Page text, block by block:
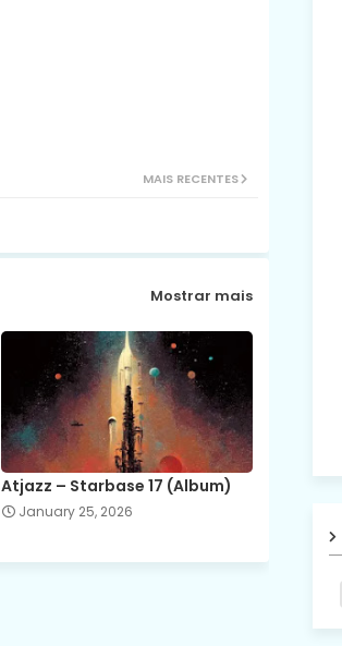
MAIS RECENTES
Mostrar mais
Atjazz – Starbase 17 (Album)
January 25, 2026